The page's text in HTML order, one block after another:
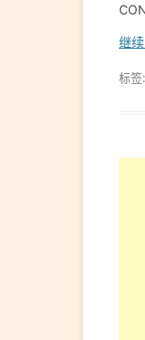
继
标签: